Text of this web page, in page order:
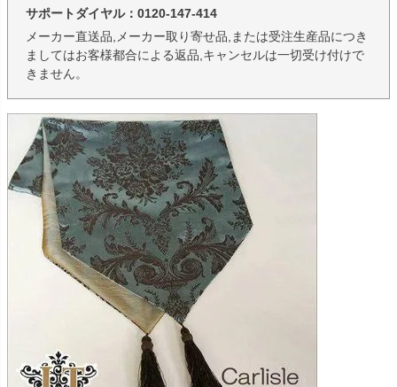
サポートダイヤル：0120-147-414
メーカー直送品,メーカー取り寄せ品,または受注生産品につき
ましてはお客様都合による返品,キャンセルは一切受け付けで
きません。